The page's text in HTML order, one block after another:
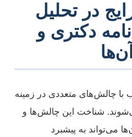
در تحلیل
دکتری و
با چالش‌های متعددی در زمینه
شناخت این چالش‌ها و
می‌تواند به پیشبرد